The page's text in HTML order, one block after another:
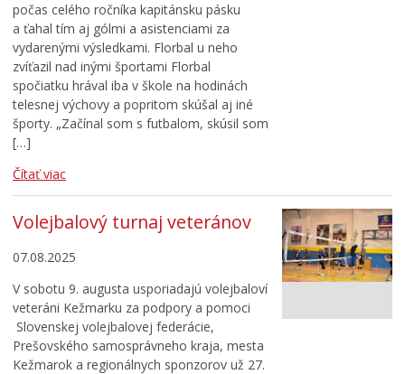
počas celého ročníka kapitánsku pásku
a ťahal tím aj gólmi a asistenciami za
vydarenými výsledkami. Florbal u neho
zvíťazil nad inými športami Florbal
spočiatku hrával iba v škole na hodinách
telesnej výchovy a popritom skúšal aj iné
športy. „Začínal som s futbalom, skúsil som
[…]
Čítať viac
Volejbalový turnaj veteránov
07.08.2025
V sobotu 9. augusta usporiadajú volejbaloví
veteráni Kežmarku za podpory a pomoci
Slovenskej volejbalovej federácie,
Prešovského samosprávneho kraja, mesta
Kežmarok a regionálnych sponzorov už 27.